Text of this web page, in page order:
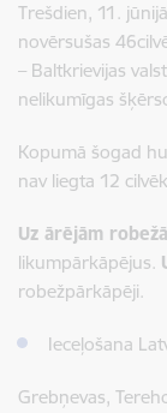
Trešdien, 11.
novērsušas
– Baltkrievijas
nelikumīgas
Kopumā šogad
nav liegta 12
Uz ārējām
likumpārkāpējus.
robežpārkāpēji.
Ieceļošana
Grebņevas,